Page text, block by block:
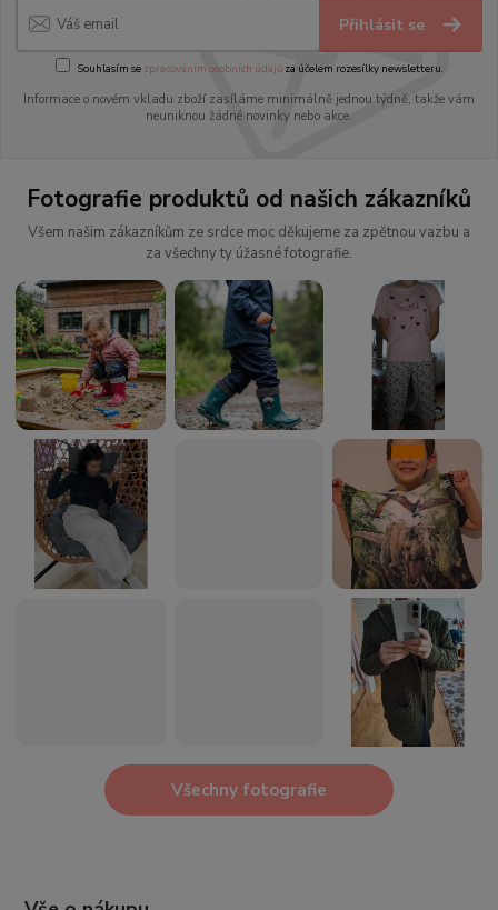
Přihlásit se
Souhlasím se zpracováním osobních údajůza účelem rozesílky newsletteru.
Informace o novém vkladu zboží zasíláme minimálně jednou týdně, takže vám
neuniknou žádné novinky nebo akce.
Fotografie produktů od našich zákazníků
Všem našim zákazníkům ze srdce moc děkujeme za zpětnou vazbu a
za všechny ty úžasné fotografie.
Všechny fotografie